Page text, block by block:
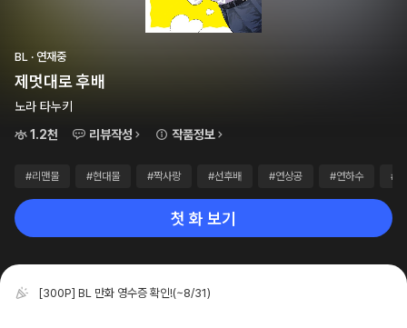
BL · 연재중
제멋대로 후배
노라 타누키
1.2천
리뷰작성 작품정보
#리맨물 #현대물 #짝사랑 #선후배 #연상공 #연하수 #
첫 화 보기
[300P] BL 만화 영수증 확인!(~8/31)